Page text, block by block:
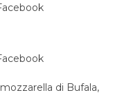
di Bufala,